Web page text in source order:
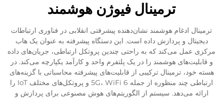
ترمینال فیوژن هوشمند
ترمینال ادغام هوشمند نشان‌دهنده پیشرفتی انقلابی در فناوری ارتباطات
دیجیتال و پردازش داده است. این دستگاه پیشرفته به عنوان یک هاب
مرکزی عمل می‌کند که به راحتی چندین پروتکل ارتباطی، جریان‌های داده
و قابلیت‌های هوشمند را در یک پلتفرم واحد و کارآمد یکپارچه می‌کند. در
هسته خود، ترمینال ترکیبی از قابلیت‌های پیشرفته محاسباتی با گزینه‌های
ارتباطی چند منظوره از جمله 5G، WiFi 6 و پروتکل‌های مختلف IoT را
ارائه می‌دهد. سیستم از الگوریتم‌های هوش مصنوعی برای پردازش و